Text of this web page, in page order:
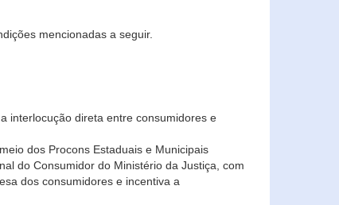
mencionadas a seguir.
interlocução direta entre consumidores e
dos Procons Estaduais e Municipais
do Consumidor do Ministério da Justiça, com
dos consumidores e incentiva a